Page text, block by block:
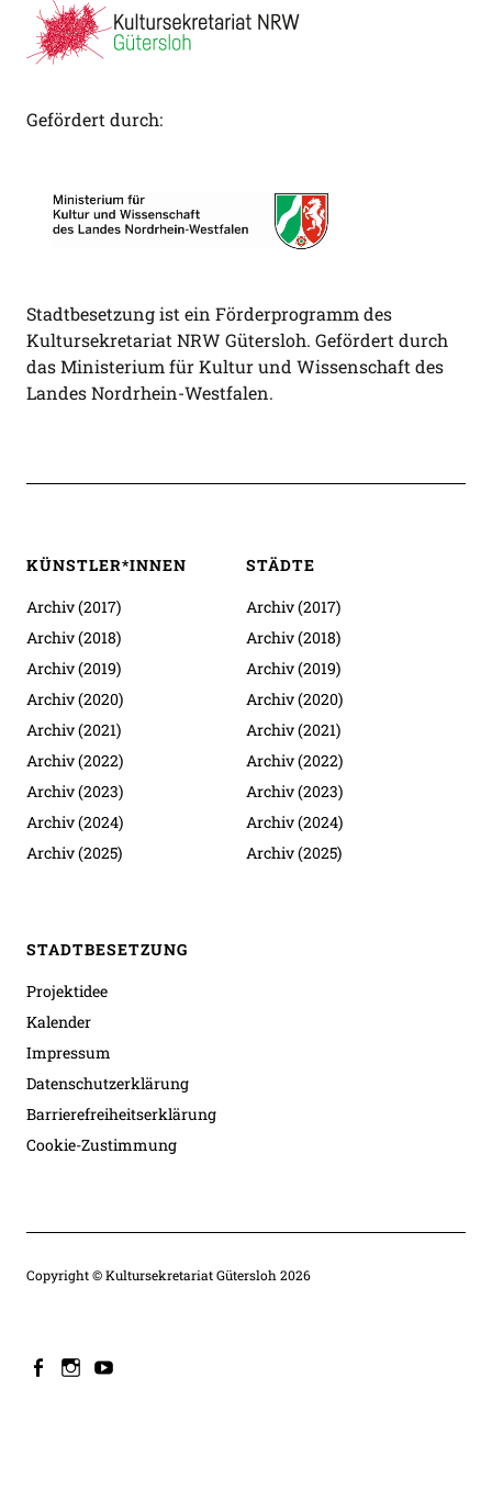
Gefördert durch:
Stadtbesetzung ist ein Förderprogramm des
Kultursekretariat NRW Gütersloh. Gefördert durch
das Ministerium für Kultur und Wissenschaft des
Landes Nordrhein-Westfalen.
KÜNSTLER*INNEN
Archiv (2017)
Archiv (2018)
Archiv (2019)
Archiv (2020)
Archiv (2021)
Archiv (2022)
Archiv (2023)
Archiv (2024)
Archiv (2025)
STÄDTE
Archiv (2017)
Archiv (2018)
Archiv (2019)
Archiv (2020)
Archiv (2021)
Archiv (2022)
Archiv (2023)
Archiv (2024)
Archiv (2025)
STADTBESETZUNG
Projektidee
Kalender
Impressum
Datenschutzerklärung
Barrierefreiheitserklärung
Cookie-Zustimmung
Copyright © Kultursekretariat Gütersloh 2026